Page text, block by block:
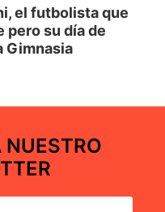
el futbolista que
pero su día de
Gimnasia
NUESTRO